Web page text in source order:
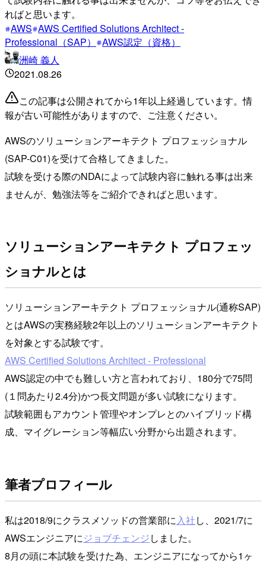
ればと思います。
AWS AWS Certified Solutions Architect -
Professional（SAP）
AWS認定（資格）
洲崎 義人
2021.08.26
この記事は公開されてから1年以上経過しています。情
報が古い可能性がありますので、ご注意ください。
AWSのソリューションアーキテクト プロフェッショナル
(SAP-C01)を受けて合格してきました。
試験を受ける際のNDAによって試験内容に触れる事は出来
ませんが、勉強法等をご紹介できればと思います。
ソリューションアーキテクト プロフェッ
ショナルとは
ソリューションアーキテクト プロフェッショナル(通称SAP)
とはAWSの実務経験2年以上のソリューションアーキテクト
を対象とする試験です。
AWS Certified Solutions Architect - Professional
AWS認定の中でも難しい方と言われており、180分で75問
(１問あたり2.4分)かつ長文問題が多い試験になります。
試験範囲もアカウント管理やオンプレとのハイブリッド構
成、マイグレーション等幅広い分野から出題されます。
筆者プロフィール
私は2018/9にクラスメソッドの営業部に入社し、2021/7に
AWSエンジニアにジョブチェンジしました。
8月の頭に本試験を受けた為、エンジニアになってから1ヶ